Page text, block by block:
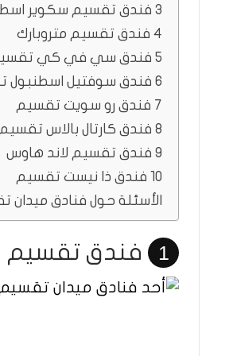
3 فندق تقسيم سكوير اسطنبول
4 فندق تقسيم متروبارك
5 فندق سي في كي تقسيم إسطنبول
6 فندق سوفتيل اسطنبول تقسيم
7 فندق رو سويت تقسيم
8 فندق كارتال بالاس تقسيم
9 فندق تقسيم لاند هاوس
10 فندق ذا نيست تقسيم
الأسئلة حول فنادق
1 فندق تقسيم